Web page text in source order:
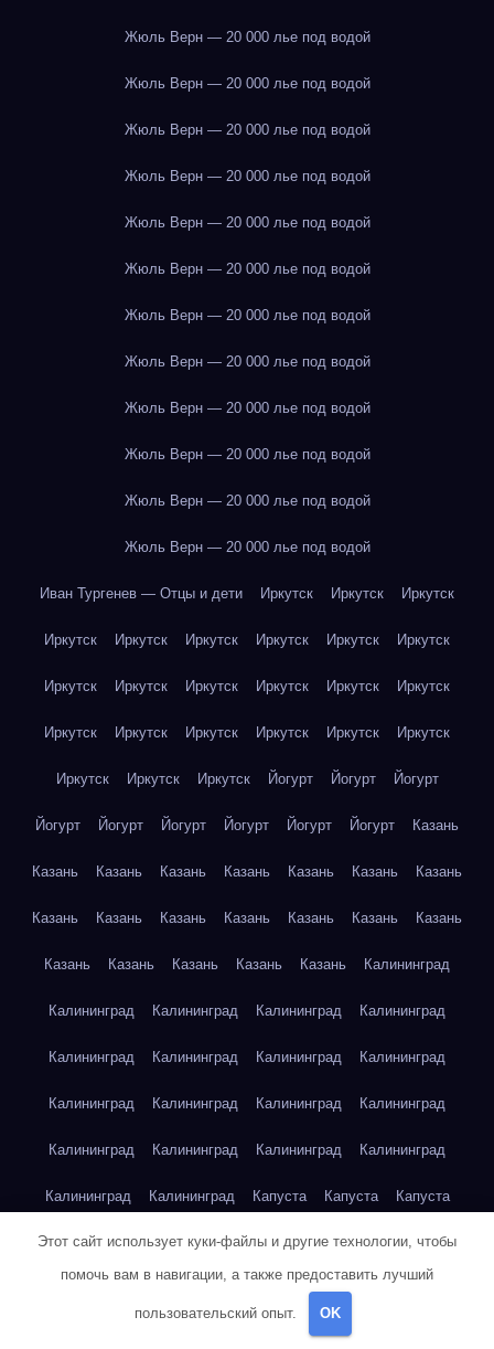
Жюль Верн — 20 000 лье под водой
Жюль Верн — 20 000 лье под водой
Жюль Верн — 20 000 лье под водой
Жюль Верн — 20 000 лье под водой
Жюль Верн — 20 000 лье под водой
Жюль Верн — 20 000 лье под водой
Жюль Верн — 20 000 лье под водой
Жюль Верн — 20 000 лье под водой
Жюль Верн — 20 000 лье под водой
Жюль Верн — 20 000 лье под водой
Жюль Верн — 20 000 лье под водой
Жюль Верн — 20 000 лье под водой
Иван Тургенев — Отцы и дети Иркутск Иркутск Иркутск
Иркутск Иркутск Иркутск Иркутск Иркутск Иркутск
Иркутск Иркутск Иркутск Иркутск Иркутск Иркутск
Иркутск Иркутск Иркутск Иркутск Иркутск Иркутск
Иркутск Иркутск Иркутск Йогурт Йогурт Йогурт
Йогурт Йогурт Йогурт Йогурт Йогурт Йогурт Казань
Казань Казань Казань Казань Казань Казань Казань
Казань Казань Казань Казань Казань Казань Казань
Казань Казань Казань Казань Казань Калининград
Калининград Калининград Калининград Калининград
Калининград Калининград Калининград Калининград
Калининград Калининград Калининград Калининград
Калининград Калининград Калининград Калининград
Калининград Калининград Капуста Капуста Капуста
Капуста Капуста Капуста Капуста Капуста Капуста
Картофель
Картофель Картофель
Этот сайт использует куки-файлы и другие технологии, чтобы
помочь вам в навигации, а также предоставить лучший
пользовательский опыт. OK